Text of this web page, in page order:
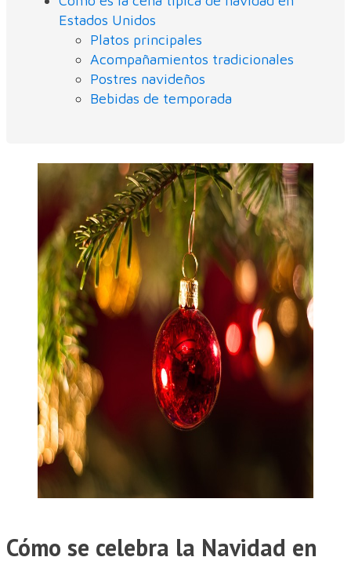
Estados Unidos
Platos principales
Acompañamientos tradicionales
Postres navideños
Bebidas de temporada
Cómo se celebra la Navidad en